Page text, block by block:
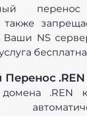
Ваши NS
Перенос
.REN